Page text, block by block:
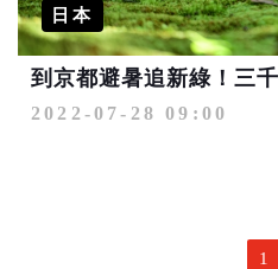
日本
2022-07-28 09:00
1